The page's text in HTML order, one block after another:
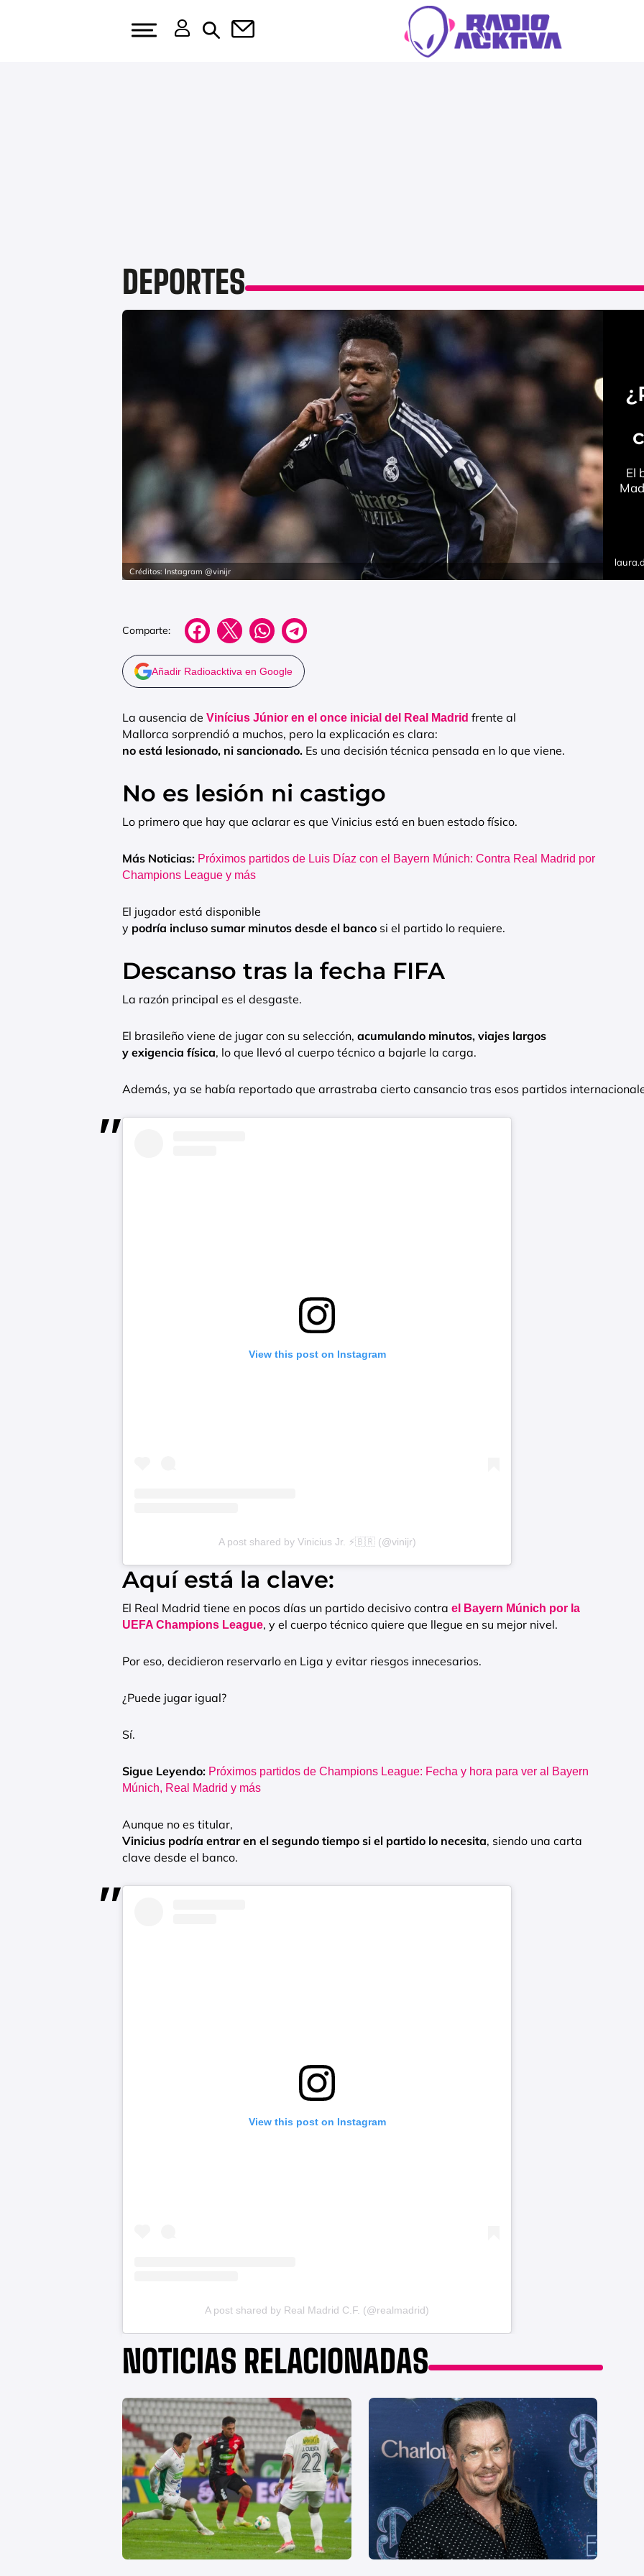
DEPORTES
Créditos: Instagram @vinijr
El
Comparte:
Añadir Radioacktiva en Google
La ausencia de Vinícius Júnior en el once inicial del Real Madrid frente al
Mallorca sorprendió a muchos, pero la explicación es clara:
no está lesionado, ni sancionado. Es una decisión técnica pensada en lo que viene.
No es lesión ni castigo
Lo primero que hay que aclarar es que Vinicius está en buen estado físico.
Más Noticias: Próximos partidos de Luis Díaz con el Bayern Múnich: Contra Real Madrid por
Champions League y más
El jugador está disponible
y podría incluso sumar minutos desde el banco si el partido lo requiere.
Descanso tras la fecha FIFA
La razón principal es el desgaste.
El brasileño viene de jugar con su selección, acumulando minutos, viajes largos
y exigencia física, lo que llevó al cuerpo técnico a bajarle la carga.
Además, ya se había reportado que arrastraba cierto cansancio tras esos partidos
View this post on Instagram
A post shared by Vinicius Jr. ⚡️🇧🇷 (@vinijr)
Aquí está la clave:
El Real Madrid tiene en pocos días un partido decisivo contra el Bayern Múnich por la
UEFA Champions League, y el cuerpo técnico quiere que llegue en su mejor nivel.
Por eso, decidieron reservarlo en Liga y evitar riesgos innecesarios.
¿Puede jugar igual?
Sí.
Sigue Leyendo: Próximos partidos de Champions League: Fecha y hora para ver al Bayern
Múnich, Real Madrid y más
Aunque no es titular,
Vinicius podría entrar en el segundo tiempo si el partido lo necesita, siendo una carta
clave desde el banco.
View this post on Instagram
A post shared by Real Madrid C.F. (@realmadrid)
NOTICIAS RELACIONADAS